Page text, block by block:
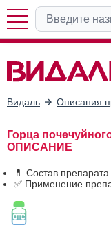
Видаль Описания
Горца
ОПИСАНИЕ
💊 Состав
✅ Применение